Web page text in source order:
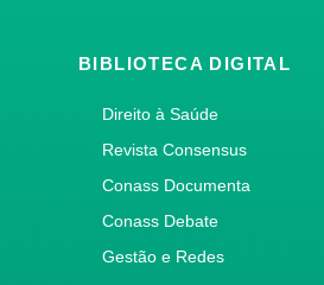
BIBLIOTECA DIGITAL
Direito à Saúde
Revista Consensus
Conass Documenta
Conass Debate
Gestão e Redes